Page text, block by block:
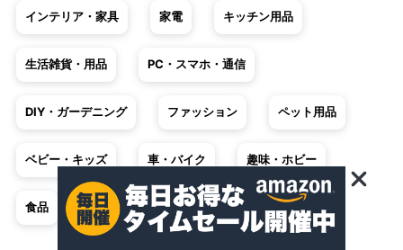
インテリア・家具 家電 キッチン用品
生活雑貨・用品 PC・スマホ・通信
DIY・ガーデニング ファッション ペット用品
ベビー・キッズ 車・バイク 趣味・ホビー
食品 不用品回収・買取